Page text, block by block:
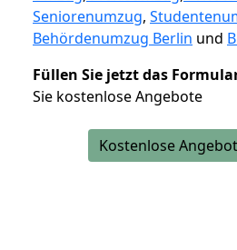
Seniorenumzug,
Behördenumzug Berlin und
Füllen Sie jetzt das
Sie kostenlose Angebote
Kostenlose